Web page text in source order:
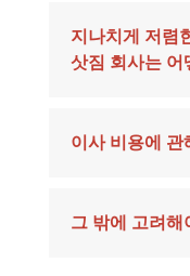
지나치게 저렴
삿짐 회사는
이사 비용에
그 밖에 고려